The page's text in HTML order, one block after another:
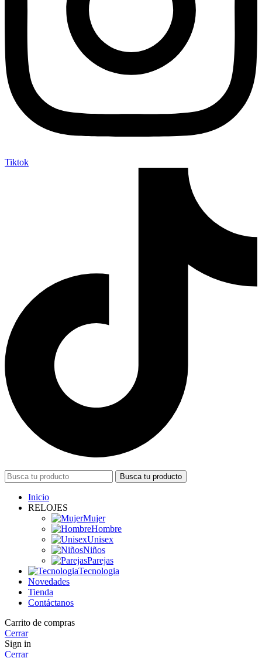
Tiktok
Busca tu producto
Inicio
RELOJES
Mujer
Hombre
Unisex
Niños
Parejas
Tecnologia
Novedades
Tienda
Contáctanos
Carrito de compras
Cerrar
Sign in
Cerrar